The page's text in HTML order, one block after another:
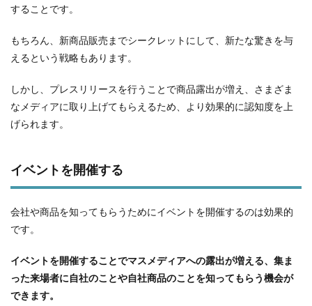
することです。
もちろん、新商品販売までシークレットにして、新たな驚きを与
えるという戦略もあります。
しかし、プレスリリースを行うことで商品露出が増え、さまざま
なメディアに取り上げてもらえるため、より効果的に認知度を上
げられます。
イベントを開催する
会社や商品を知ってもらうためにイベントを開催するのは効果的
です。
イベントを開催することでマスメディアへの露出が増える、集ま
った来場者に自社のことや自社商品のことを知ってもらう機会が
できます。